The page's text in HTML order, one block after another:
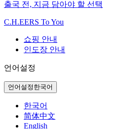
출국 전, 지금 담아야 할 선택
C.H.EERS To You
쇼핑 안내
인도장 안내
언어설정
언어설정 한국어
한국어
简体中文
English